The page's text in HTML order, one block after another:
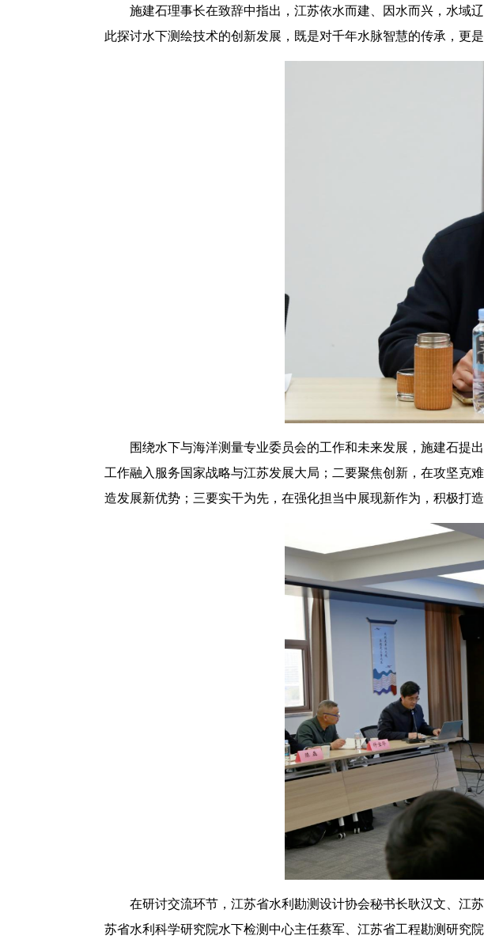
施建石理事长在致辞中指出，江苏依水而建、因水而兴，水域
此探讨水下测绘技术的创新发展，既是对千年水脉智慧的传承，更
围绕水下与海洋测量专业委员会的工作和未来发展，施建石提
工作融入服务国家战略与江苏发展大局；二要聚焦创新，在攻坚克
造发展新优势；三要实干为先，在强化担当中展现新作为，积极打
在研讨交流环节，江苏省水利勘测设计协会秘书长耿汉文、江
苏省水利科学研究院水下检测中心主任蔡军、江苏省工程勘测研究